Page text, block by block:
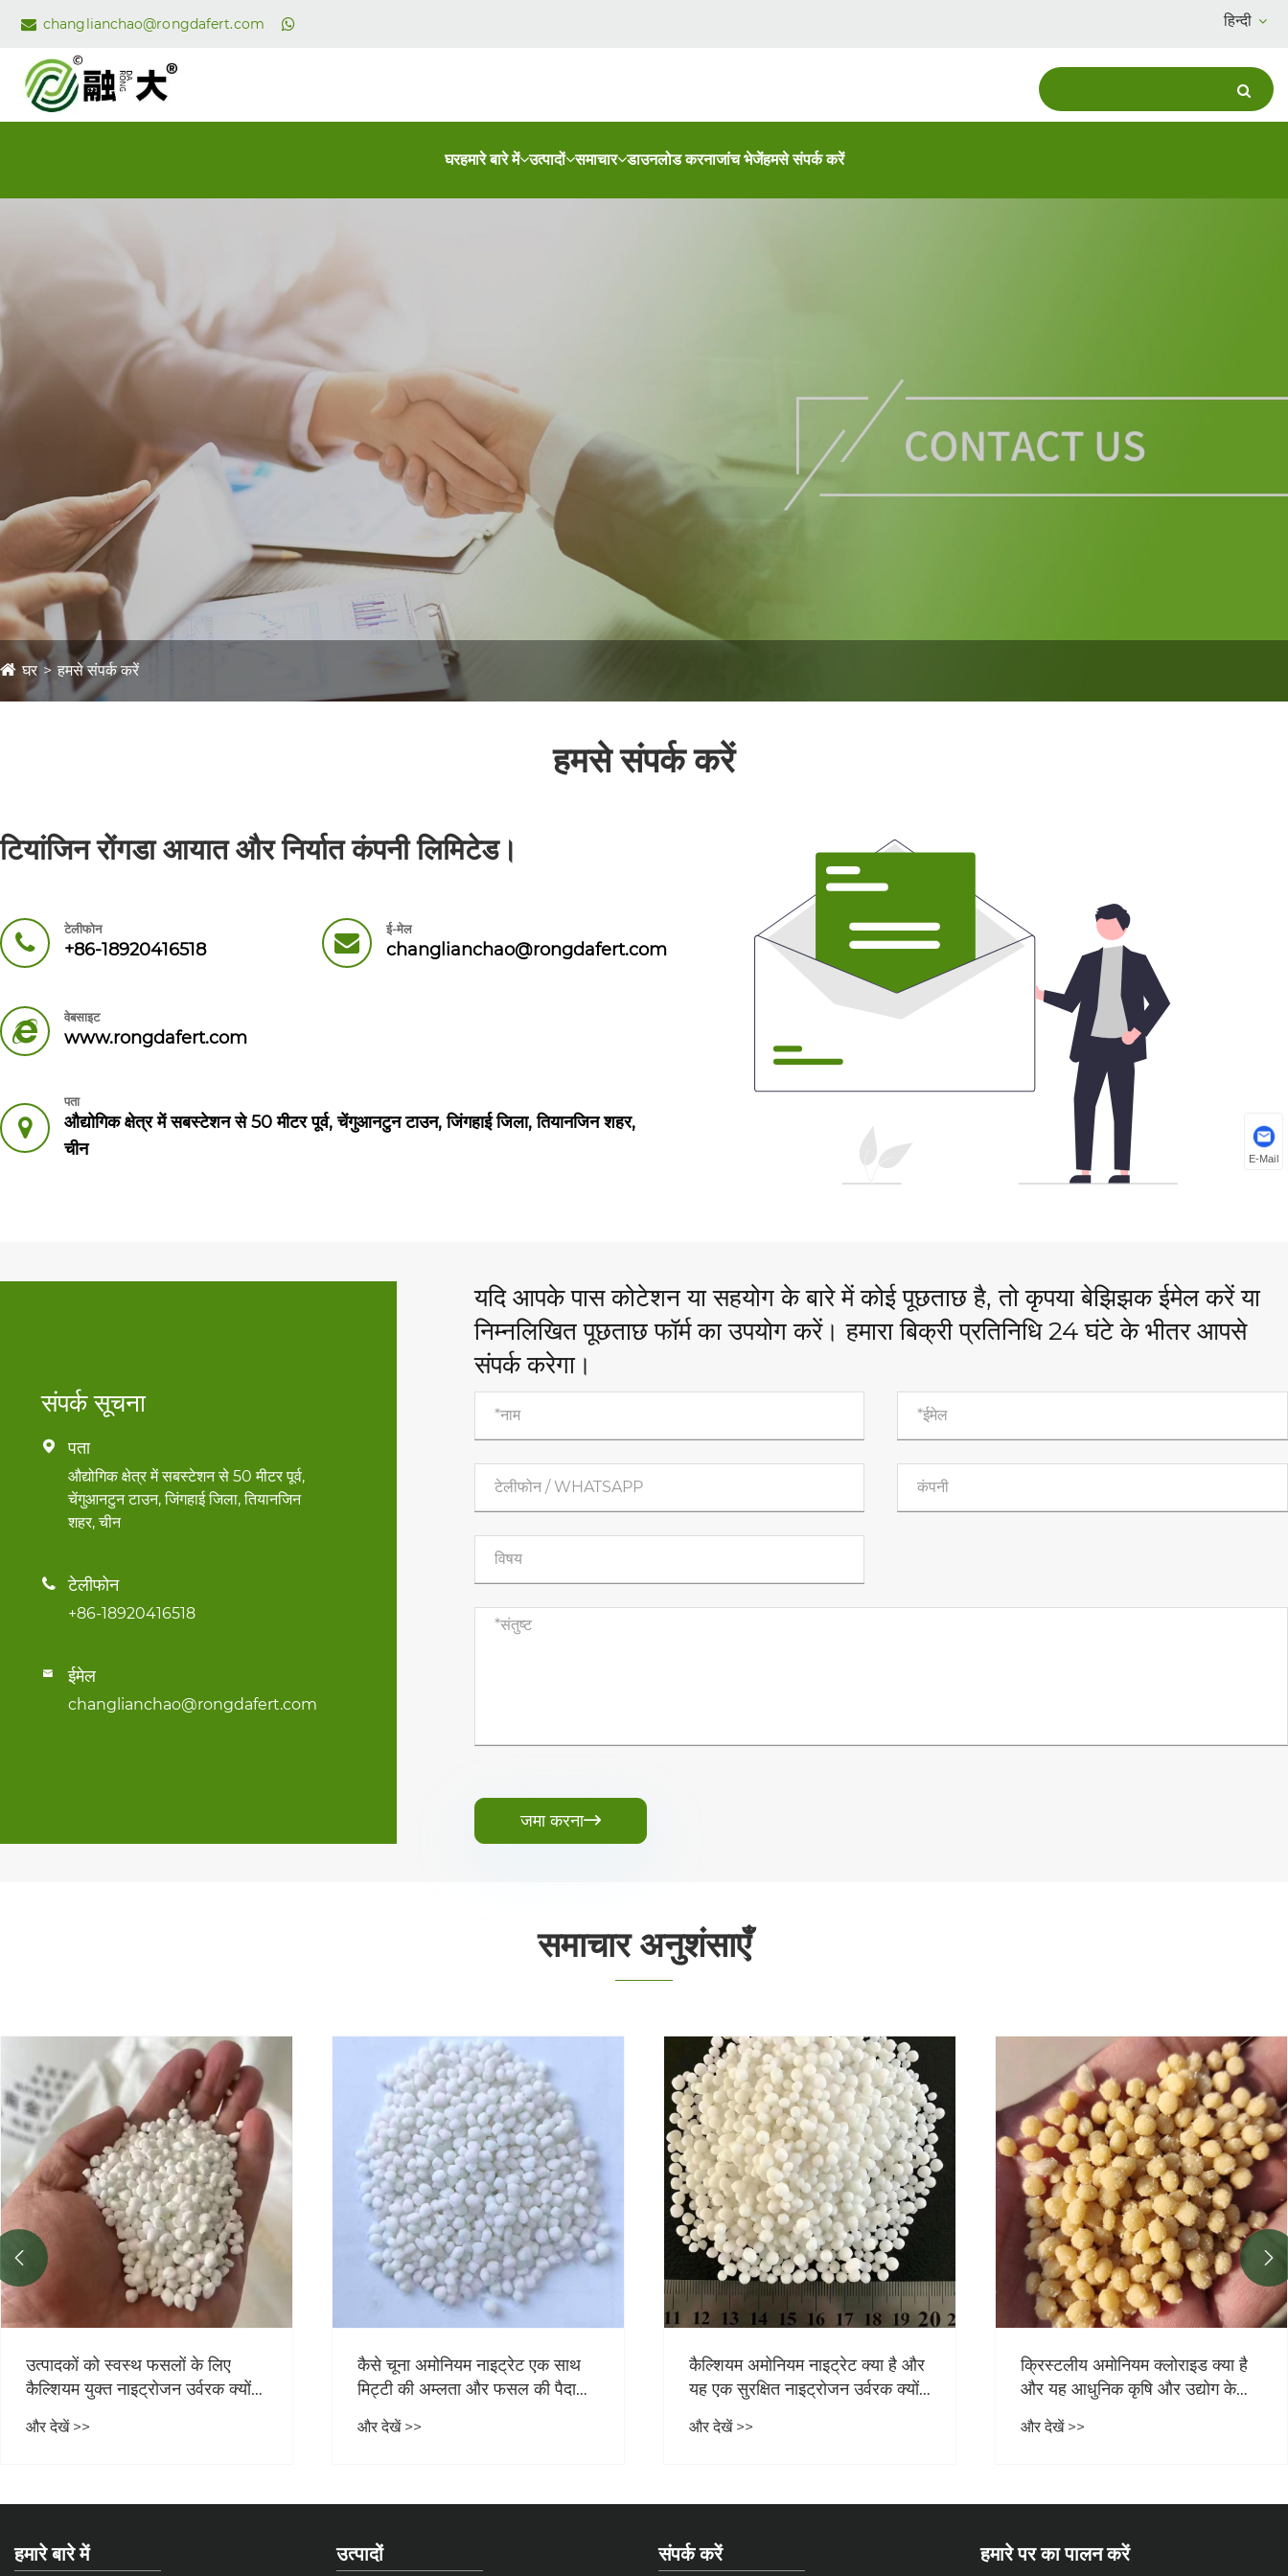
हिन्दी
changlianchao@rongdafert.com
घरहमारे बारे में उत्पादों समाचार डाउनलोड करनाजांच भेजेंहमसे संपर्क करें
घर हमसे संपर्क करें
हमसे संपर्क करें
टियांजिन रोंगडा आयात और निर्यात कंपनी लिमिटेड।
टेलीफोन
+86-18920416518
ई-मेल
changlianchao@rongdafert.com
वेबसाइट
www.rongdafert.com
पता
औद्योगिक क्षेत्र में सबस्टेशन से 50 मीटर पूर्व, चेंगुआनटुन टाउन, जिंगहाई जिला, तियानजिन शहर,
चीन
संपर्क सूचना
 पता
औद्योगिक क्षेत्र में सबस्टेशन से 50 मीटर पूर्व,
चेंगुआनटुन टाउन, जिंगहाई जिला, तियानजिन
शहर, चीन
 टेलीफोन
+86-18920416518
 ईमेल
changlianchao@rongdafert.com
यदि आपके पास कोटेशन या सहयोग के बारे में कोई पूछताछ है, तो कृपया बेझिझक ईमेल करें या
निम्नलिखित पूछताछ फॉर्म का उपयोग करें। हमारा बिक्री प्रतिनिधि 24 घंटे के भीतर आपसे
संपर्क करेगा।
जमा करना
समाचार अनुशंसाएँ
कैसे चूना अमोनियम नाइट्रेट एक साथ
मिट्टी की अम्लता और फसल की पैदावार
में सुधार कर सकता है
और देखें >>
कैल्शियम अमोनियम नाइट्रेट क्या है और
यह एक सुरक्षित नाइट्रोजन उर्वरक क्यों
है?
और देखें >>
क्रिस्टलीय अमोनियम क्लोराइड क्या है
और यह आधुनिक कृषि और उद्योग के
लिए क्यों आवश्यक है
और देखें >>
अमोनियम सल्फेट को आधार उर्वरक या
शीर्ष ड्रेसिंग के रूप में उपयोग करते समय
क्या ध्यान दिया जाना चाहिए?
और देखें >>
 
हमारे बारे में उत्पादों संपर्क करें हमारे पर का पालन करें
E-Mail